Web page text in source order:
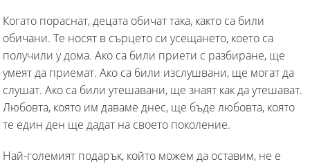
Когато пораснат, децата обичат така, както са били
обичани. Те носят в сърцето си усещането, което са
получили у дома. Ако са били приети с разбиране, ще
умеят да приемат. Ако са били изслушвани, ще могат да
слушат. Ако са били утешавани, ще знаят как да утешават.
Любовта, която им даваме днес, ще бъде любовта, която
те един ден ще дадат на своето поколение.
Най-големият подарък, който можем да оставим, не е